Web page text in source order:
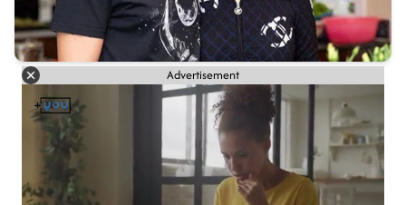
Advertisement